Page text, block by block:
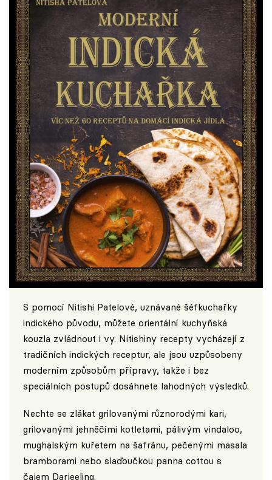
S pomocí Nitishi Patelové, uznávané šéfkuchařky
indického původu, můžete orientální kuchyňská
kouzla zvládnout i vy. Nitishiny recepty vycházejí z
tradičních indických receptur, ale jsou uzpůsobeny
moderním způsobům přípravy, takže i bez
speciálních postupů dosáhnete lahodných výsledků.
Nechte se zlákat grilovanými různorodými kari,
grilovanými jehněčími kotletami, pálivým vindaloo,
mughalským kuřetem na šafránu, pečenými masala
bramborami nebo slaďoučkou panna cottou s
čajem Darjeeling.